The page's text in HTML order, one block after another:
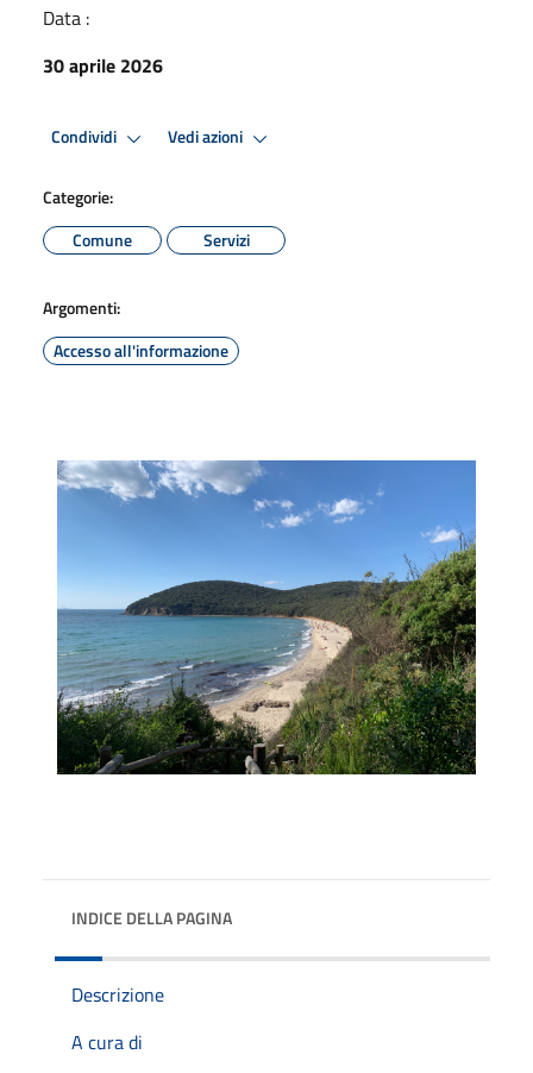
Data :
30 aprile 2026
Condividi Vedi azioni
Categorie:
Comune
Servizi
Argomenti:
Accesso all'informazione
INDICE DELLA PAGINA
Descrizione
A cura di